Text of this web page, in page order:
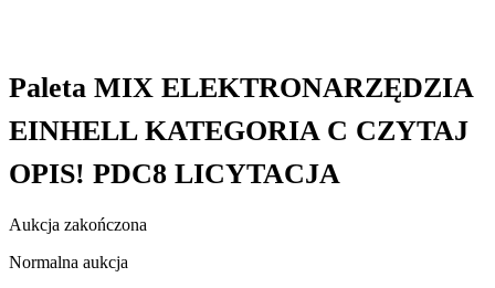
Paleta MIX ELEKTRONARZĘDZIA
EINHELL KATEGORIA C CZYTAJ
OPIS! PDC8 LICYTACJA
Aukcja zakończona
Normalna aukcja